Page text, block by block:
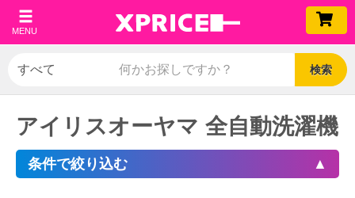
MENU
検索
アイリスオーヤマ 全自動洗濯機
条件で絞り込む